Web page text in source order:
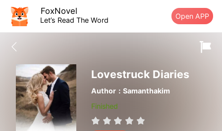
FoxNovel
Let’s Read The Word Open APP
Lovestruck Diaries
Author：Samanthakim
Finished